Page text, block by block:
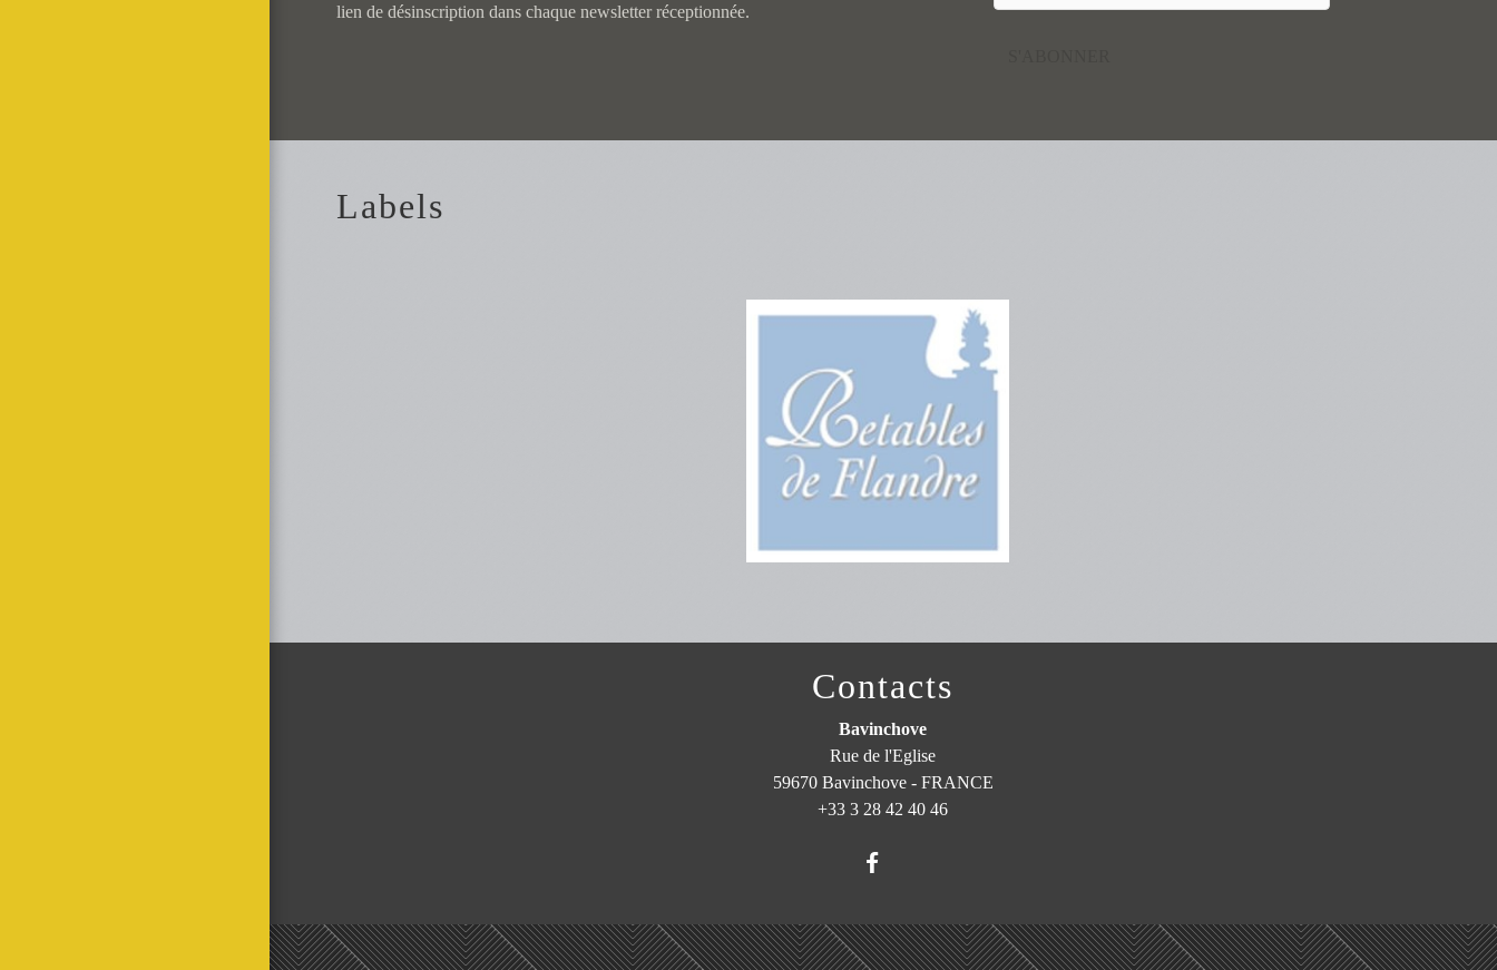
lien de désinscription dans chaque newsletter réceptionnée.
Labels
Contacts
Bavinchove
Rue de l'Eglise
59670 Bavinchove - FRANCE
+33 3 28 42 40 46